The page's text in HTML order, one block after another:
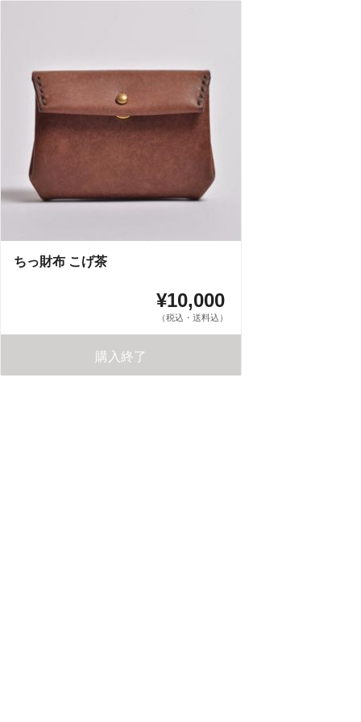
ちっ財布 こげ茶
¥10,000
（税込・送料込）
購入終了